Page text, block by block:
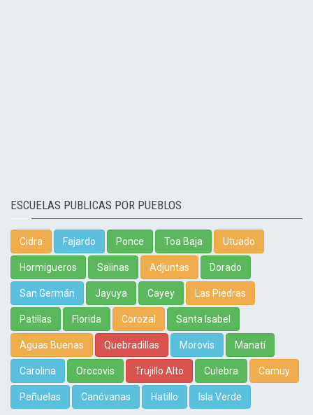
ESCUELAS PUBLICAS POR PUEBLOS
Cidra Fajardo Ponce Toa Baja Utuado
Hormigueros Salinas Adjuntas Dorado
San Germán Jayuya Cayey Las Piedras
Patillas Florida Corozal Santa Isabel
Aguas Buenas Quebradillas Morovis Manatí
Carolina Orocovis Trujillo Alto Culebra Camuy
Peñuelas Canóvanas Hatillo Isla Verde